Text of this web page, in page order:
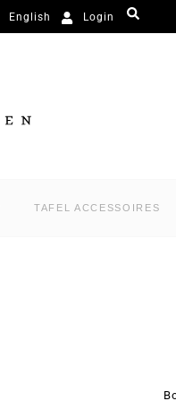
English Login
TAFEL ACCESSOIRES